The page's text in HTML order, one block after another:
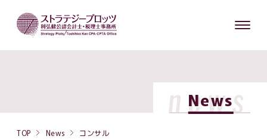
news
News
TOP News コンサル